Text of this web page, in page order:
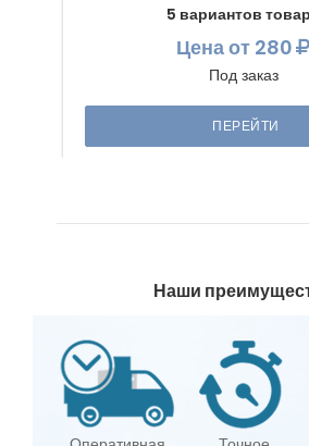
5 вариантов
Ценаот 280
Под заказ
ПЕРЕЙТИ
Наши